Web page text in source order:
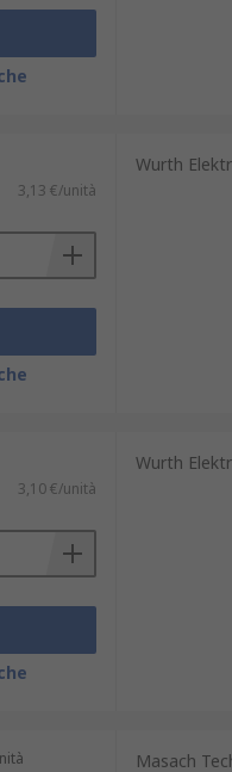
3,13 €/unità
Wurth
3,10 €/unità
Wurth
Masach